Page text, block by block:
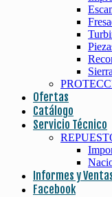
Ofertas
Catálogo
Servicio Técnico
Informes y
Facebook